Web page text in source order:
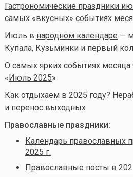
Гастрономические праздники
самых «вкусных» событиях
Июль в народном календаре —
Купала, Кузьминки и первый
О самых ярких событиях месяца
«Июль 2025»
Как отдыхаем в 2025 году?
и перенос выходных
Православные праздники:
Календарь православных
2025 г.
Православные посты в